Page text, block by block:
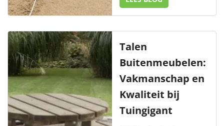
Talen
Buitenmeubelen:
Vakmanschap en
Kwaliteit bij
Tuingigant